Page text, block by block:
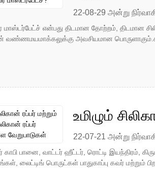
22-08-29 அன்று
மாஸ்டர்பேட்ச் என்பது திடமான தோற்றம், திடமான
வண்ணமயமாக்கலுக்கு அவசியமான
உமிழும்
வேறுபாடுகள்
22-07-21 அன்று
காபி பானை, வாட்டர் ஹீட்டர், ரொட்டி இயந்திரம்,
லைட்டிங் பொருட்கள் பாதுகாப்பு கவர் மற்றும்